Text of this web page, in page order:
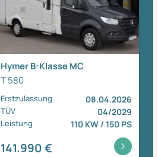
Hymer B-Klasse MC
T 580
Erstzulassung 08.04.2026
TÜV 04/2029
Leistung 110 KW / 150 PS
141.990 €